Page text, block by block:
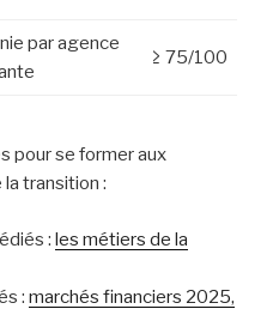
par agence
≥ 75/100
pour se former aux
transition :
: les métiers de la
: marchés financiers 2025,